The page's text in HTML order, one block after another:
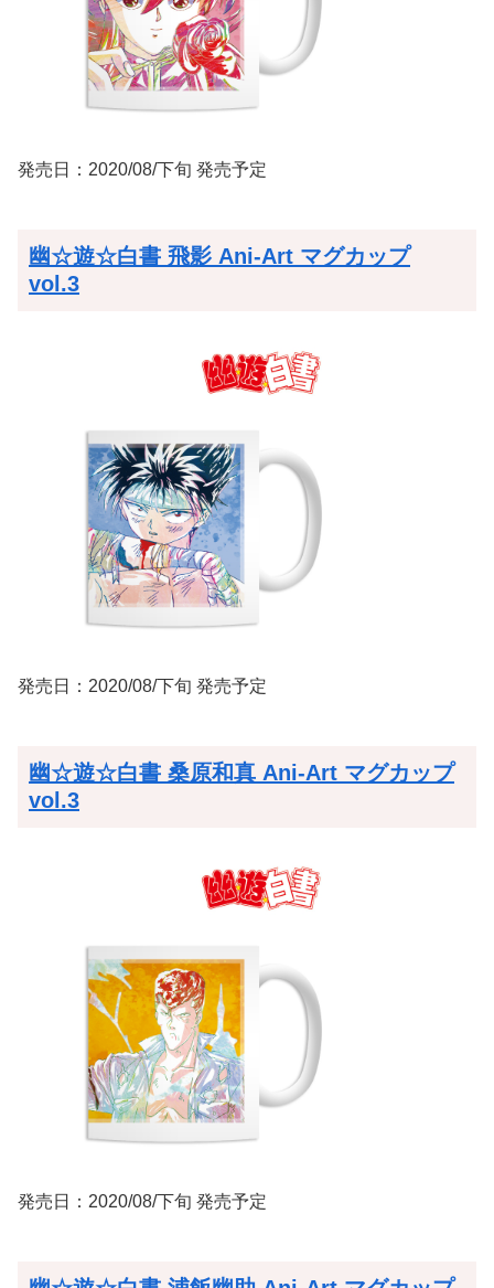
発売日：2020/08/下旬 発売予定
幽☆遊☆白書 飛影 Ani-Art マグカップ
vol.3
発売日：2020/08/下旬 発売予定
幽☆遊☆白書 桑原和真 Ani-Art マグカップ
vol.3
発売日：2020/08/下旬 発売予定